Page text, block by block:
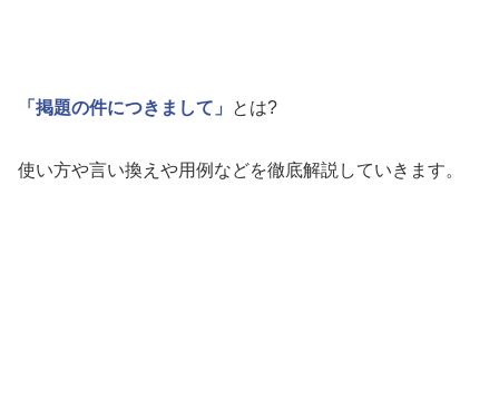
「掲題の件につきまして」 とは?
使い方や言い換えや用例などを徹底解説していきます。